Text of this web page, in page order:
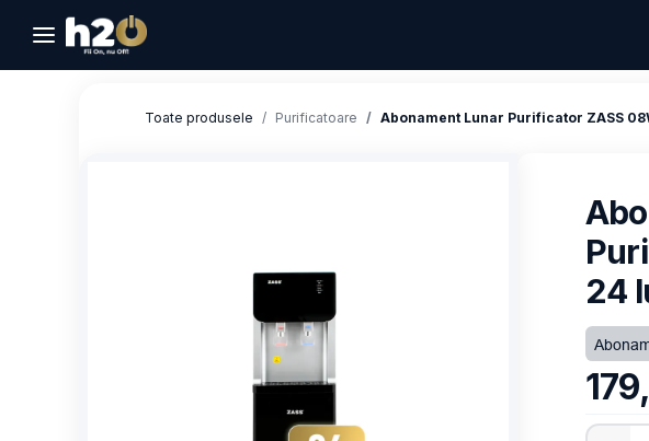
Toate produsele Purificatoare Abonament Lunar Purificator ZASS
24